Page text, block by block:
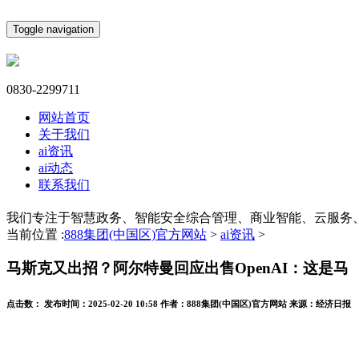
Toggle navigation
0830-2299711
网站首页
关于我们
ai资讯
ai动态
联系我们
我们专注于智慧政务、智能安全综合管理、商业智能、云服务
当前位置 :888集团(中国区)官方网站 > ai资讯 >
马斯克又出招？阿尔特曼回应出售OpenAI：这是马
点击数： 发布时间： 2025-02-20 10:58 作者： 888集团(中国区)官方网站 来源： 经济日报